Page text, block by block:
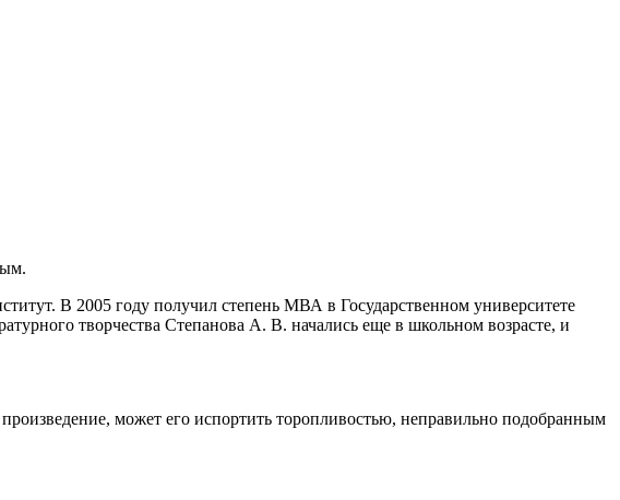
В 2005 году получил степень МВА в Государственном университете
творчества Степанова А. В. начались еще в школьном возрасте, и
может его испортить торопливостью, неправильно подобранным